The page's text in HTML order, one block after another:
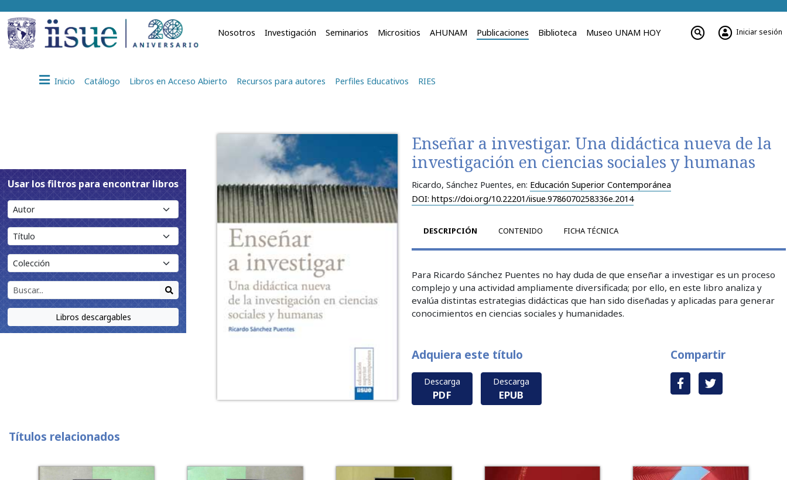
Nosotros Investigación Seminarios Micrositios AHUNAM Publicaciones Biblioteca Museo UNAM HOY Iniciar sesión
Inicio Catálogo Libros en Acceso Abierto Recursos para autores Perfiles Educativos RIES
Usar los filtros para encontrar libros
Libros descargables
Enseñar a investigar. Una didáctica nueva de la
investigación en ciencias sociales y humanas
Ricardo, Sánchez Puentes, en: Educación Superior Contemporánea
DOI: https://doi.org/10.22201/iisue.9786070258336e.2014
DESCRIPCIÓN CONTENIDO FICHA TÉCNICA
Para Ricardo Sánchez Puentes no hay duda de que enseñar a investigar es un proceso
complejo y una actividad ampliamente diversificada; por ello, en este libro analiza y
evalúa distintas estrategias didácticas que han sido diseñadas y aplicadas para generar
conocimientos en ciencias sociales y humanidades.
Adquiera este título
Descarga
PDF
Descarga
EPUB
Compartir
Títulos relacionados